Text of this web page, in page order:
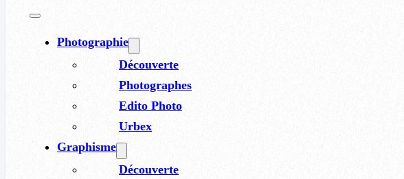
Photographie
Découverte
Photographes
Edito Photo
Urbex
Graphisme
Découverte